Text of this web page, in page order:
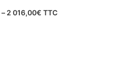
– 2 016,00€ TTC